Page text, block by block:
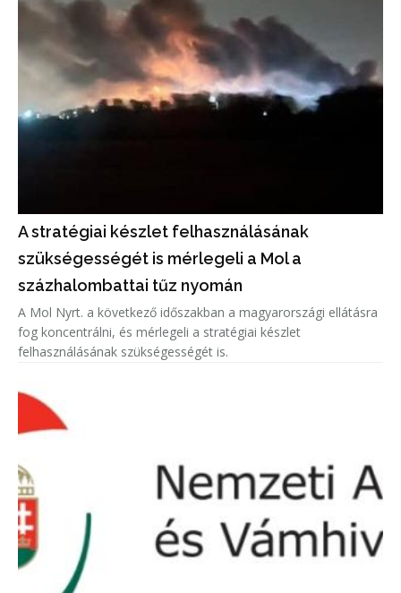
A stratégiai készlet felhasználásának
szükségességét is mérlegeli a Mol a
százhalombattai tűz nyomán
A Mol Nyrt. a következő időszakban a magyarországi ellátásra
fog koncentrálni, és mérlegeli a stratégiai készlet
felhasználásának szükségességét is.